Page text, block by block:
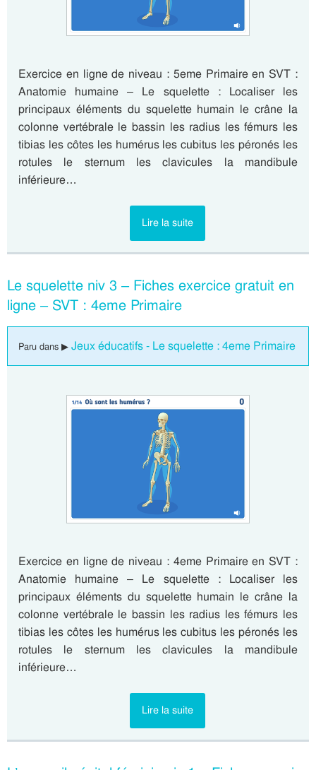
Exercice en ligne de niveau : 5eme Primaire en SVT :
Anatomie humaine – Le squelette : Localiser les
principaux éléments du squelette humain le crâne la
colonne vertébrale le bassin les radius les fémurs les
tibias les côtes les humérus les cubitus les péronés les
rotules le sternum les clavicules la mandibule
inférieure…
Lire la suite
Le squelette niv 3 – Fiches exercice gratuit en
ligne – SVT : 4eme Primaire
Paru dans ▶ Jeux éducatifs - Le squelette : 4eme Primaire
Exercice en ligne de niveau : 4eme Primaire en SVT :
Anatomie humaine – Le squelette : Localiser les
principaux éléments du squelette humain le crâne la
colonne vertébrale le bassin les radius les fémurs les
tibias les côtes les humérus les cubitus les péronés les
rotules le sternum les clavicules la mandibule
inférieure…
Lire la suite